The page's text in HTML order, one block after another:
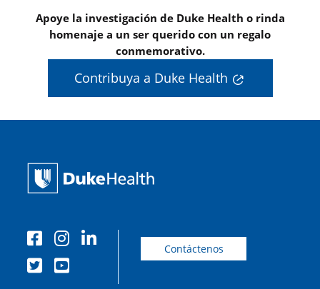
Apoye la investigación de Duke Health o rinda
homenaje a un ser querido con un regalo
conmemorativo.
Contribuya a Duke Health
Contáctenos